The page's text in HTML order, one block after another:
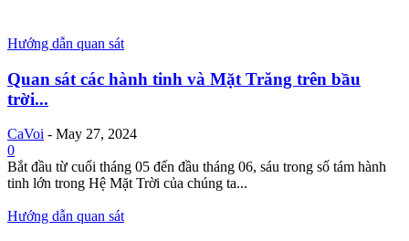
Hướng dẫn quan sát
Quan sát các hành tinh và Mặt Trăng trên bầu
trời...
CaVoi - May 27, 2024
0
Bắt đầu từ cuối tháng 05 đến đầu tháng 06, sáu trong số tám hành
tinh lớn trong Hệ Mặt Trời của chúng ta...
Hướng dẫn quan sát